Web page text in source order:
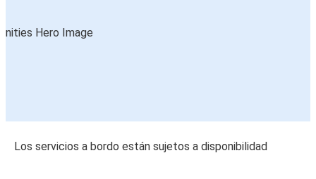
Los servicios a bordo están sujetos a disponibilidad